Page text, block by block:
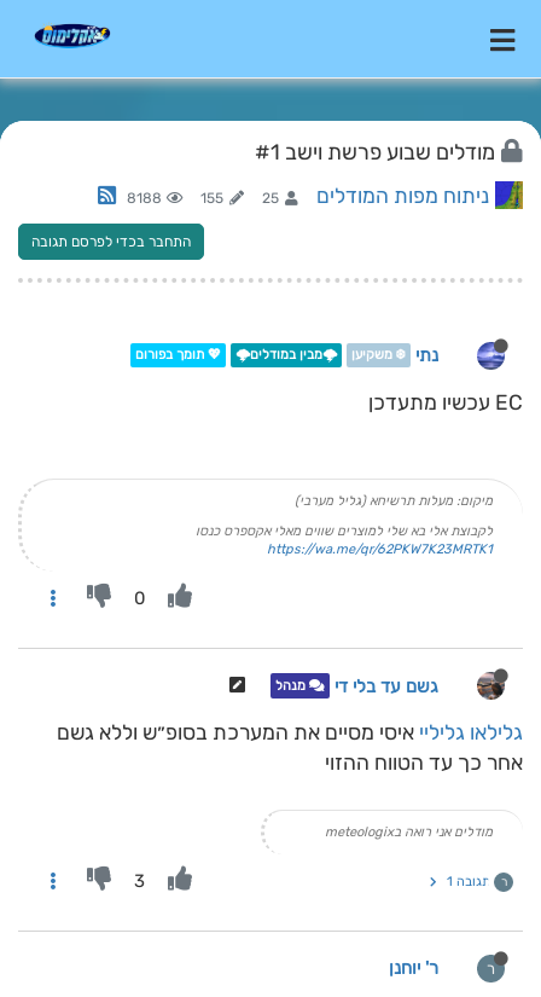
מודלים שבוע פרשת וישב #1
ניתוח מפות המודלים 25
155
8188
התחבר בכדי לפרסם תגובה
נתי ❄️ משקיען 🌩️מבין במודלים🌩️ 💖 תומך בפורום
EC עכשיו מתעדכן
מיקום: מעלות תרשיחא (גליל מערבי)
לקבוצת אלי בא שלי למוצרים שווים מאלי אקספרס כנסו
https://wa.me/qr/62PKW7K23MRTK1
0
גשם עד בלי די מנהל
גלילאו גליליי איסי מסיים את המערכת בסופ״ש וללא גשם
אחר כך עד הטווח ההזוי
מודלים אני רואה בmeteologix
ר תגובה 1 3
ר ר' יוחנן